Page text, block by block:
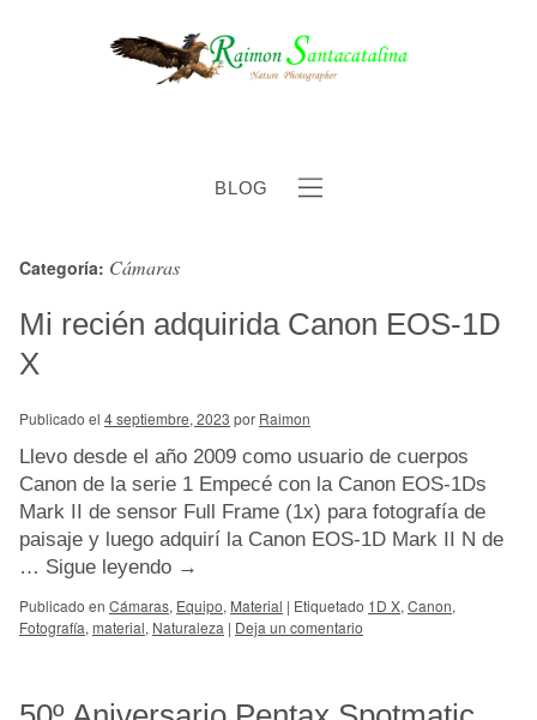
BLOG
Categoría: Cámaras
Mi recién adquirida Canon EOS-1D
X
Publicado el 4 septiembre, 2023 por Raimon
Llevo desde el año 2009 como usuario de cuerpos
Canon de la serie 1 Empecé con la Canon EOS-1Ds
Mark II de sensor Full Frame (1x) para fotografía de
paisaje y luego adquirí la Canon EOS-1D Mark II N de
… Sigue leyendo →
Publicado en Cámaras, Equipo, Material | Etiquetado 1D X, Canon,
Fotografía, material, Naturaleza | Deja un comentario